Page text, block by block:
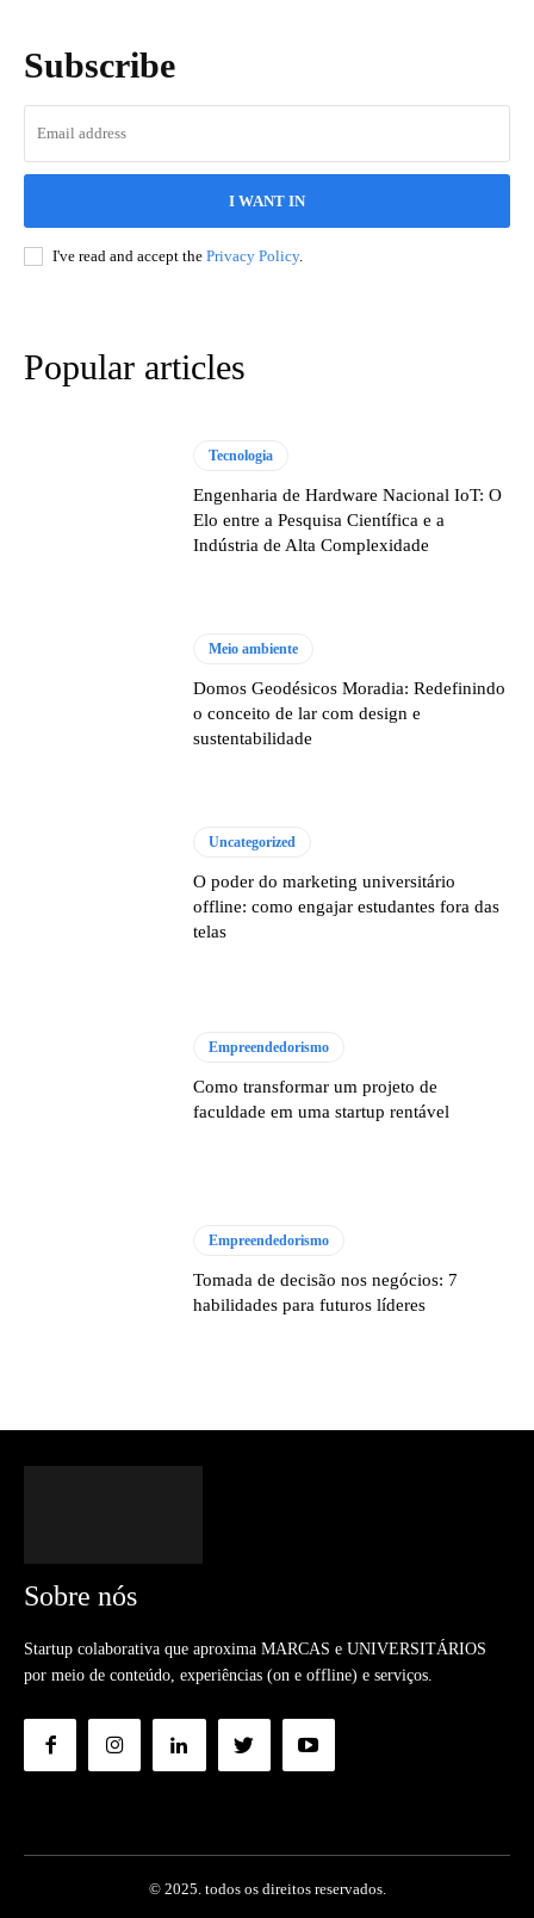
Subscribe
I WANT IN
I've read and accept the Privacy Policy.
Popular articles
Tecnologia
Engenharia de Hardware Nacional IoT: O
Elo entre a Pesquisa Científica e a
Indústria de Alta Complexidade
Meio ambiente
Domos Geodésicos Moradia: Redefinindo
o conceito de lar com design e
sustentabilidade
Uncategorized
O poder do marketing universitário
offline: como engajar estudantes fora das
telas
Empreendedorismo
Como transformar um projeto de
faculdade em uma startup rentável
Empreendedorismo
Tomada de decisão nos negócios: 7
habilidades para futuros líderes
Sobre nós
Startup colaborativa que aproxima MARCAS e UNIVERSITÁRIOS
por meio de conteúdo, experiências (on e offline) e serviços.
© 2025. todos os direitos reservados.